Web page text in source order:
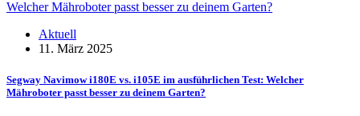
Aktuell
11. März 2025
Segway Navimow i180E vs. i105E im ausführlichen Test: Welcher
Mähroboter passt besser zu deinem Garten?